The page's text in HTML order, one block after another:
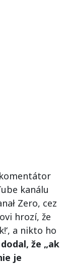
kanálu
Zero, cez
hrozí, že
a nikto ho
že „ak
je